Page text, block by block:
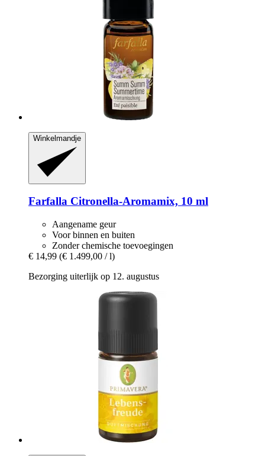
Winkelmandje
Farfalla Citronella-​Aromamix, 10 ml
Aangename geur
Voor binnen en buiten
Zonder chemische toevoegingen
€ 14,99 (€ 1.499,00 / l)
Bezorging uiterlijk op 12. augustus